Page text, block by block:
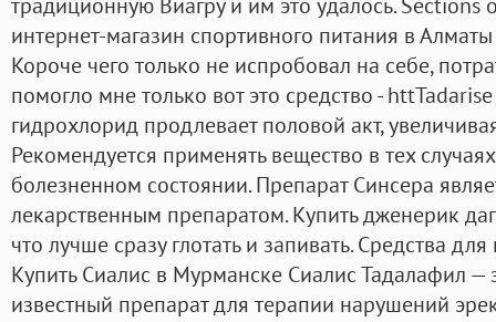
интернет-магазин спортивного питания в
Короче чего только не испробовал на себе,
помогло мне только вот это средство -
гидрохлорид продлевает половой акт,
Рекомендуется применять вещество в тех
болезненном состоянии. Препарат Синсера
лекарственным препаратом. Купить дженерик
что лучше сразу глотать и запивать. Средства
Купить Сиалис в Мурманске Сиалис Тадалафил
известный препарат для терапии нарушений